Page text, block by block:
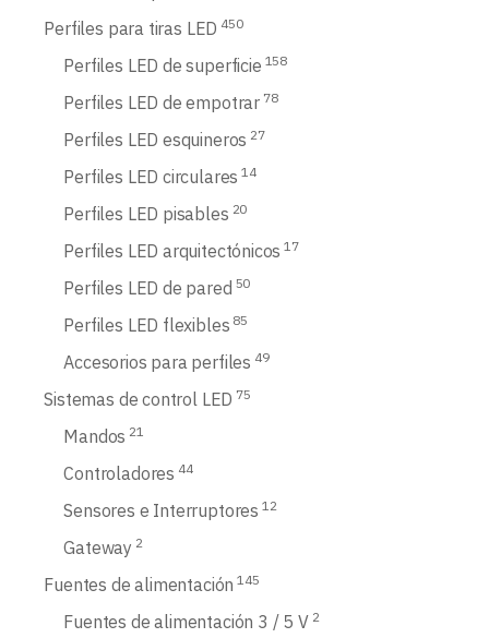
Perfiles para tiras LED 450
Perfiles LED de superficie 158
Perfiles LED de empotrar 78
Perfiles LED esquineros 27
Perfiles LED circulares 14
Perfiles LED pisables 20
Perfiles LED arquitectónicos 17
Perfiles LED de pared 50
Perfiles LED flexibles 85
Accesorios para perfiles 49
Sistemas de control LED 75
Mandos 21
Controladores 44
Sensores e Interruptores 12
Gateway 2
Fuentes de alimentación 145
Fuentes de alimentación 3 / 5 V 2